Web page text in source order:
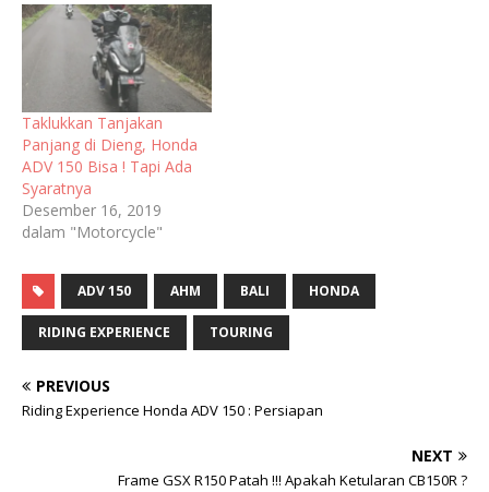
Taklukkan Tanjakan
Panjang di Dieng, Honda
ADV 150 Bisa ! Tapi Ada
Syaratnya
Desember 16, 2019
dalam "Motorcycle"
ADV 150 AHM BALI HONDA
RIDING EXPERIENCE TOURING
PREVIOUS
Riding Experience Honda ADV 150 : Persiapan
NEXT
Frame GSX R150 Patah !!! Apakah Ketularan CB150R ?